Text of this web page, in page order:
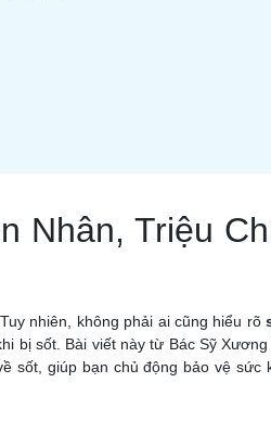
Nhân, Triệu
nhiên, không phải ai cũng hiểu rõ
bị sốt. Bài viết này từ Bác Sỹ
sốt, giúp bạn chủ động bảo vệ sức